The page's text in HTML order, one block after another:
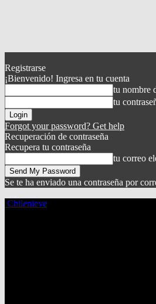
Registrarse
¡Bienvenido! Ingresa en tu cuenta
tu nombre
tu
Forgot your password? Get help
Recuperación de contraseña
Recupera tu contraseña
tu correo
Se te ha enviado una contraseña por
Chilenieve